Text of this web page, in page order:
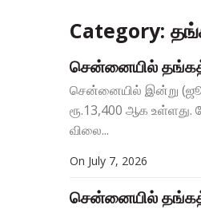
Category:
சென்னையில்
சென்னையில் இன்று
ரூ.13,400 ஆக உள்ளது.
விலை...
On July 7, 2026
சென்னையில்